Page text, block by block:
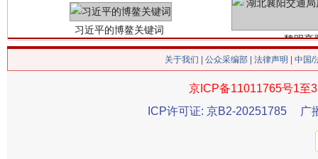
关于我们 公众采编部 法律声明 | 中国
京ICP备11011765号1至
ICP许可证: 京B2-20251785
广